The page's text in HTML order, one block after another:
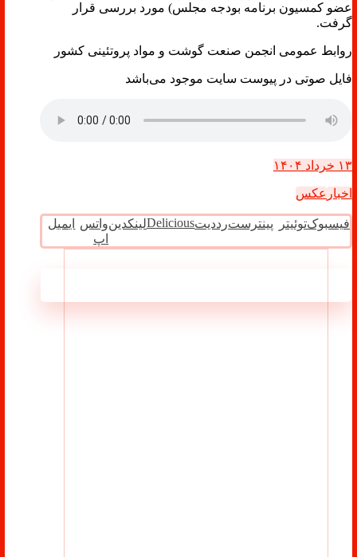
عضو کمسیون برنامه بودجه مجلس) مورد بررسی قرار
گرفت.
روابط عمومی انجمن صنعت گوشت و مواد پروتئینی کشور
فایل صوتی در پیوست سایت موجود می‌باشد
۱۳ خرداد ۱۴۰۴
اخبار عکس
فیسبوکتوئیتر پینترسترددیتDeliciousلینکدینواتس
اپ
ایمیل